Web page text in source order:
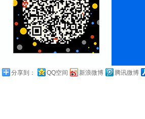
分享到： QQ空间 新浪微博 腾讯微博